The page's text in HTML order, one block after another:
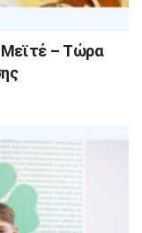
Μεϊτέ – Τώρα